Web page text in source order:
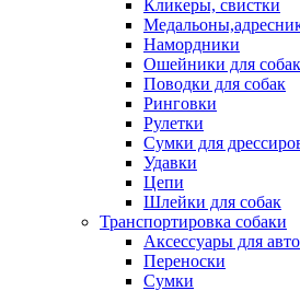
Кликеры, свистки
Намордники
Ошейники для собак
Поводки для собак
Ринговки
Рулетки
Сумки для
Удавки
Цепи
Шлейки для собак
Транспортировка собаки
Аксессуары для авто
Переноски
Сумки